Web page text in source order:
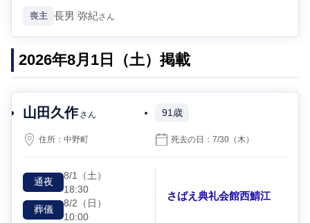
喪主 長男 弥紀さん
2026年8月1日（土）掲載
山田久作 さん 91歳
住所：中野町 死去の日：7/30 （木）
通夜
8/1
（土）
18:30
葬儀
8/2 （日）
10:00
さばえ典礼会館西鯖江